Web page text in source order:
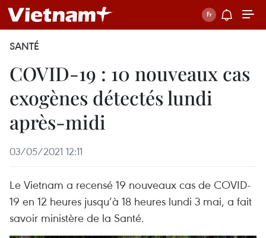
SANTÉ
COVID-19 : 10 nouveaux cas
exogènes détectés lundi
après-midi
03/05/2021 12:11
Le Vietnam a recensé 19 nouveaux cas de COVID-
19 en 12 heures jusqu’à 18 heures lundi 3 mai, a fait
savoir ministère de la Santé.